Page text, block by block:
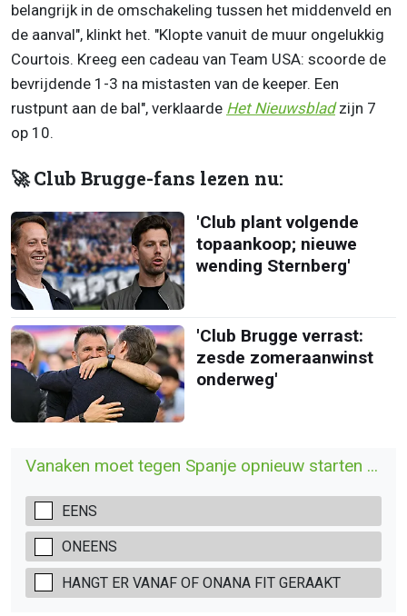
belangrijk in de omschakeling tussen het middenveld en
de aanval", klinkt het. "Klopte vanuit de muur ongelukkig
Courtois. Kreeg een cadeau van Team USA: scoorde de
bevrijdende 1-3 na mistasten van de keeper. Een
rustpunt aan de bal", verklaarde Het Nieuwsbladzijn 7
op 10.
🚀 Club Brugge-fans lezen nu:
'Club plant volgende
topaankoop; nieuwe
wending Sternberg'
'Club Brugge verrast:
zesde zomeraanwinst
onderweg'
Vanaken moet tegen Spanje opnieuw starten ...
EENS
ONEENS
HANGT ER VANAF OF ONANA FIT GERAAKT